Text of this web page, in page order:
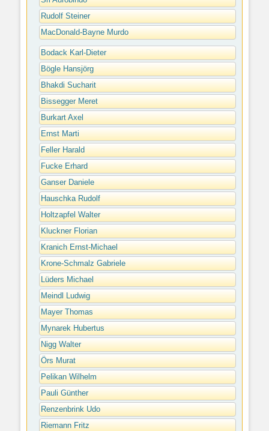
Rudolf Steiner
MacDonald-Bayne Murdo
Bodack Karl-Dieter
Bögle Hansjörg
Bhakdi Sucharit
Bissegger Meret
Burkart Axel
Ernst Marti
Feller Harald
Fucke Erhard
Ganser Daniele
Hauschka Rudolf
Holtzapfel Walter
Kluckner Florian
Kranich Ernst-Michael
Krone-Schmalz Gabriele
Lüders Michael
Meindl Ludwig
Mayer Thomas
Mynarek Hubertus
Nigg Walter
Örs Murat
Pelikan Wilhelm
Pauli Günther
Renzenbrink Udo
Riemann Fritz